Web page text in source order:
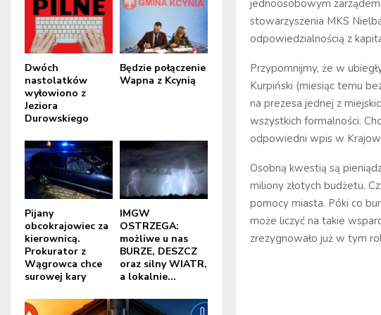
jednoosobowym
stowarzyszenia MKS
odpowiedzialnością z
Przypomnijmy, że w
Kurpiński (miesiąc temu
na prezesa jednej z
wszystkich formalności.
odpowiedni wpis w
Osobną kwestią są
miliony złotych budżetu.
pomocy miasta. Póki co
może liczyć na takie
zrezygnowało już w tym
Dwóch
nastolatków
wyłowiono z
Jeziora
Durowskiego
Będzie połączenie
Wapna z Kcynią
Pijany
obcokrajowiec za
kierownicą.
Prokurator z
Wągrowca chce
surowej kary
IMGW
OSTRZEGA:
możliwe u nas
BURZE, DESZCZ
oraz silny WIATR,
a lokalnie...